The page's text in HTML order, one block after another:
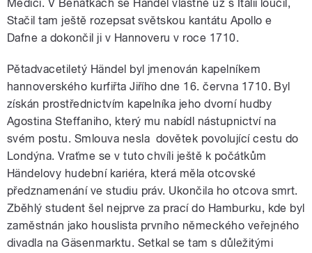
Medici. V Benátkách se Händel vlastně už s Itálií loučil,
Stačil tam ještě rozepsat světskou kantátu Apollo e
Dafne a dokončil ji v Hannoveru v roce 1710.
Pětadvacetiletý Händel byl jmenován kapelníkem
hannoverského kurfiřta Jiřího dne 16. června 1710. Byl
získán prostřednictvím kapelníka jeho dvorní hudby
Agostina Steffaniho, který mu nabídl nástupnictví na
svém postu. Smlouva nesla dovětek povolující cestu do
Londýna. Vraťme se v tuto chvíli ještě k počátkům
Händelovy hudební kariéra, která měla otcovské
předznamenání ve studiu práv. Ukončila ho otcova smrt.
Zběhlý student šel nejprve za prací do Hamburku, kde byl
zaměstnán jako houslista prvního německého veřejného
divadla na Gäsenmarktu. Setkal se tam s důležitými